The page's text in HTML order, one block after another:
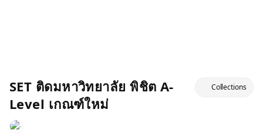
SET ติดมหาวิทยาลัย พิชิต A-
Level เกณฑ์ใหม่
Collections